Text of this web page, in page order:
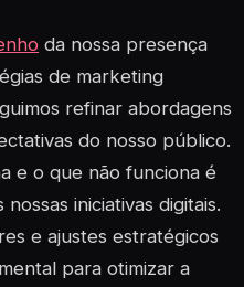
da nossa presença
de marketing
refinar abordagens
do nosso público.
e o que não funciona é
iniciativas digitais.
e ajustes estratégicos
para otimizar a